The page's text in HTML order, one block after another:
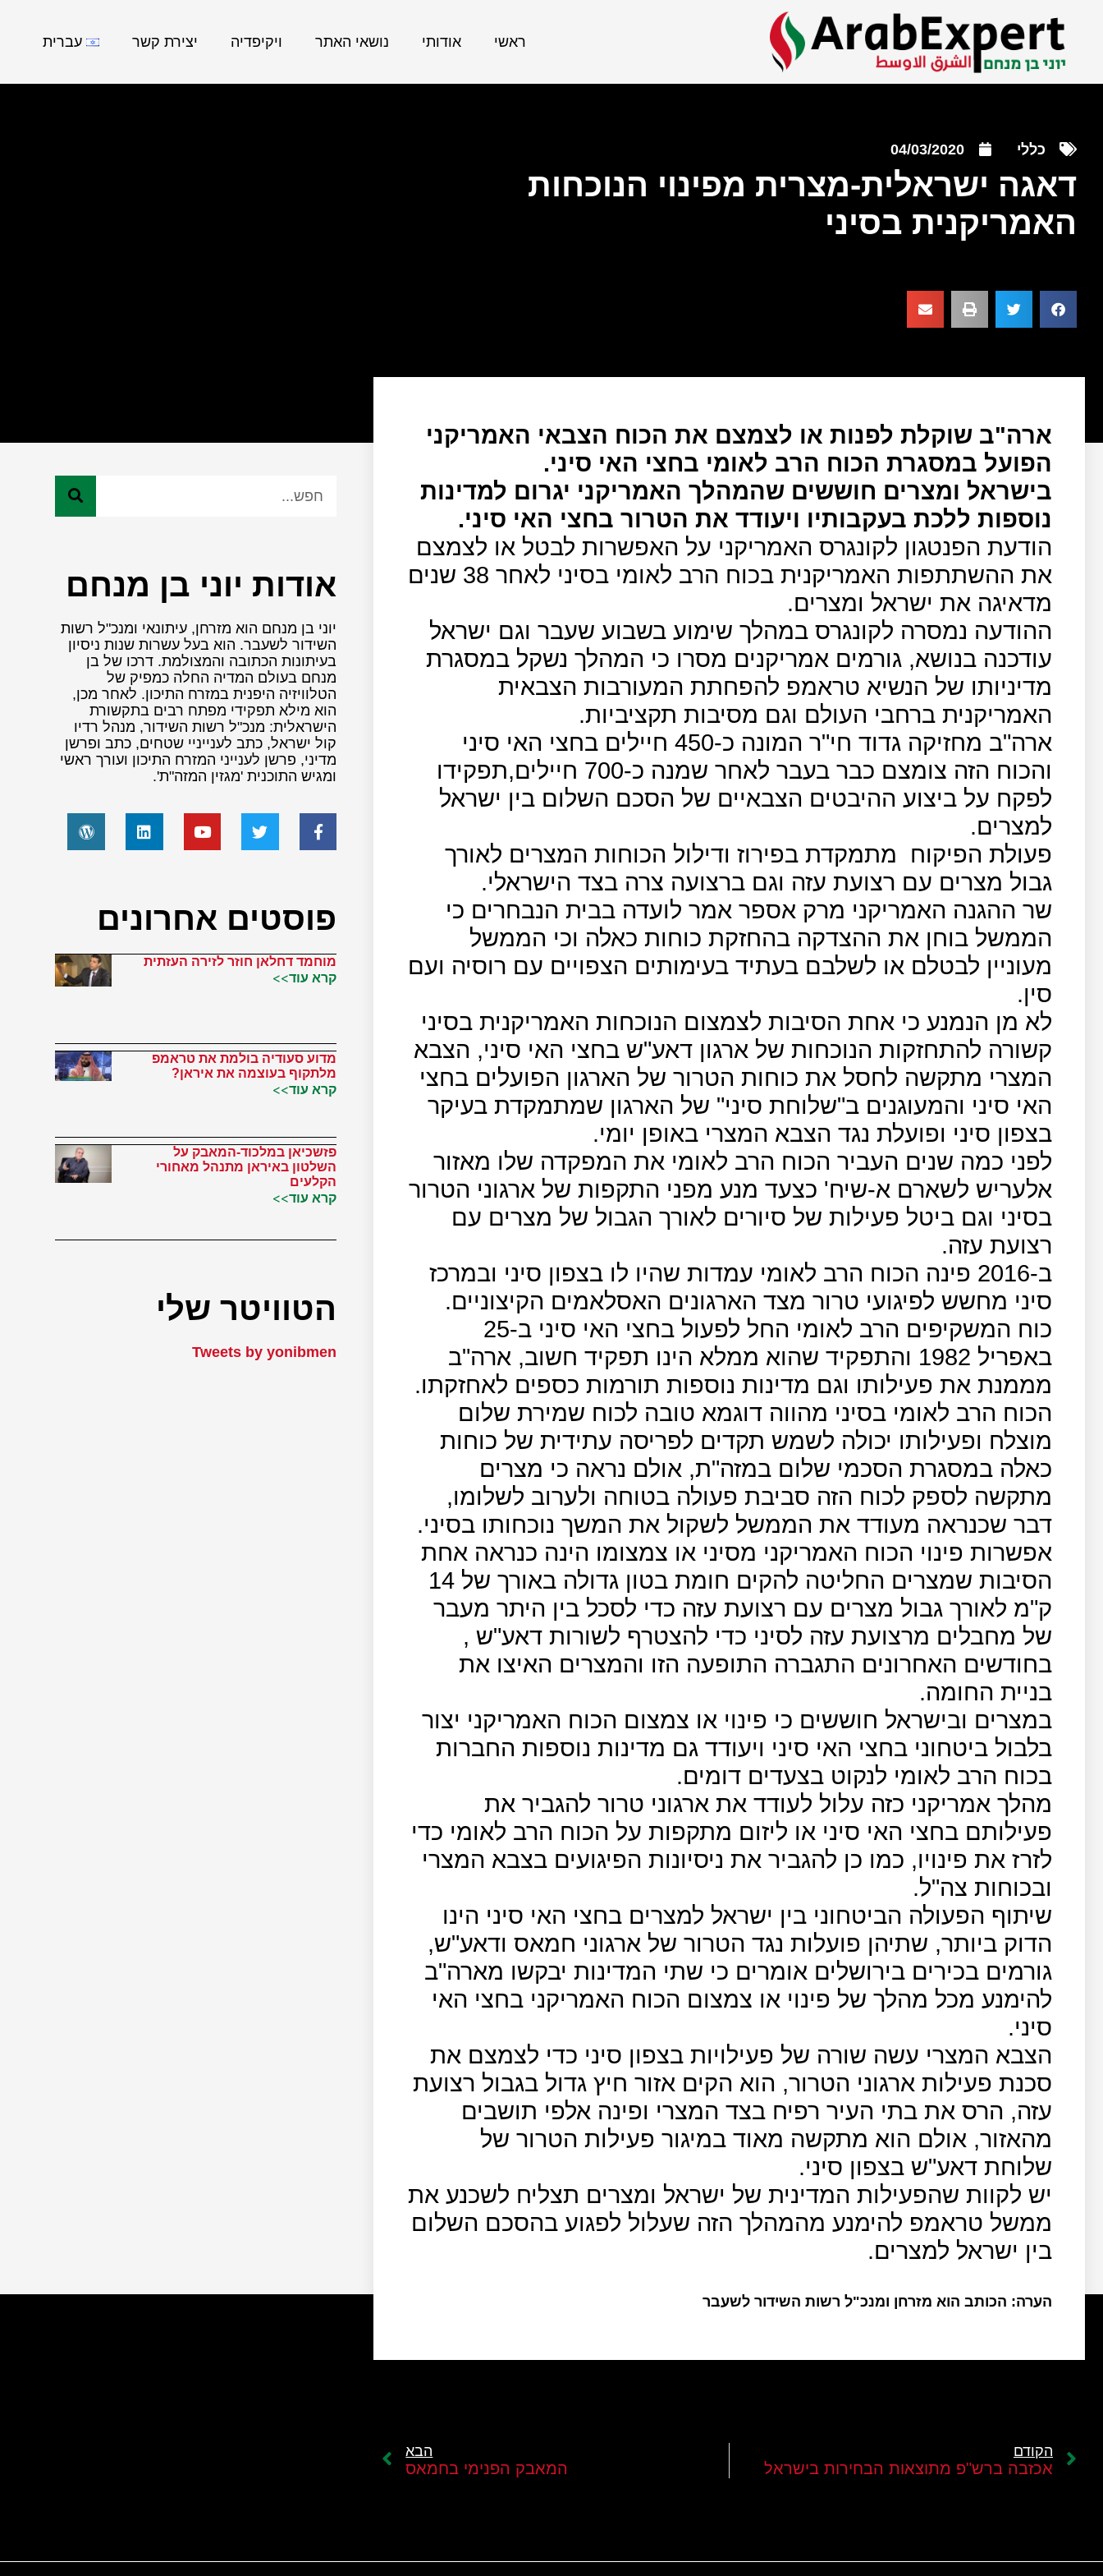
ראשי אודותי נושאי האתר ויקיפדיה יצירת קשר עברית
כללי 04/03/2020
דאגה ישראלית-מצרית מפינוי הנוכחות
האמריקנית בסיני
ארה"ב שוקלת לפנות או לצמצם את הכוח הצבאי האמריקני
הפועל במסגרת הכוח הרב לאומי בחצי האי סיני.
בישראל ומצרים חוששים שהמהלך האמריקני יגרום למדינות
נוספות ללכת בעקבותיו ויעודד את הטרור בחצי האי סיני.
הודעת הפנטגון לקונגרס האמריקני על האפשרות לבטל או לצמצם
את ההשתתפות האמריקנית בכוח הרב לאומי בסיני לאחר 38 שנים
מדאיגה את ישראל ומצרים.
ההודעה נמסרה לקונגרס במהלך שימוע בשבוע שעבר וגם ישראל
עודכנה בנושא, גורמים אמריקנים מסרו כי המהלך נשקל במסגרת
מדיניותו של הנשיא טראמפ להפחתת המעורבות הצבאית
האמריקנית ברחבי העולם וגם מסיבות תקציביות.
ארה"ב מחזיקה גדוד חי"ר המונה כ-450 חיילים בחצי האי סיני
והכוח הזה צומצם כבר בעבר לאחר שמנה כ-700 חיילים,תפקידו
לפקח על ביצוע ההיבטים הצבאיים של הסכם השלום בין ישראל
למצרים.
פעולת הפיקוח
מתמקדת בפירוז ודילול הכוחות המצרים לאורך
גבול מצרים עם רצועת עזה וגם ברצועה צרה בצד הישראלי.
שר ההגנה האמריקני מרק אספר אמר לועדה בבית הנבחרים כי
הממשל בוחן את ההצדקה בהחזקת כוחות כאלה וכי הממשל
מעוניין לבטלם או לשלבם בעתיד בעימותים הצפויים עם רוסיה ועם
סין.
לא מן הנמנע כי אחת הסיבות לצמצום הנוכחות האמריקנית בסיני
קשורה להתחזקות הנוכחות של ארגון דאע"ש בחצי האי סיני, הצבא
המצרי מתקשה לחסל את כוחות הטרור של הארגון הפועלים בחצי
האי סיני והמעוגנים ב"שלוחת סיני" של הארגון שמתמקדת בעיקר
בצפון סיני ופועלת נגד הצבא המצרי באופן יומי.
לפני כמה שנים העביר הכוח הרב לאומי את המפקדה שלו מאזור
אלעריש לשארם א-שיח' כצעד מנע מפני התקפות של ארגוני הטרור
בסיני וגם ביטל פעילות של סיורים לאורך הגבול של מצרים עם
רצועת עזה.
ב-2016 פינה הכוח הרב לאומי עמדות שהיו לו בצפון סיני ובמרכז
סיני מחשש לפיגועי טרור מצד הארגונים האסלאמים הקיצוניים.
כוח המשקיפים הרב לאומי החל לפעול בחצי האי סיני ב-25
באפריל 1982 והתפקיד שהוא ממלא הינו תפקיד חשוב, ארה"ב
מממנת את פעילותו וגם מדינות נוספות תורמות כספים לאחזקתו.
הכוח הרב לאומי בסיני מהווה דוגמא טובה לכוח שמירת שלום
מוצלח ופעילותו יכולה לשמש תקדים לפריסה עתידית של כוחות
כאלה במסגרת הסכמי שלום במזה"ת, אולם נראה כי מצרים
מתקשה לספק לכוח הזה סביבת פעולה בטוחה ולערוב לשלומו,
דבר שכנראה מעודד את הממשל לשקול את המשך נוכחותו בסיני.
אפשרות פינוי הכוח האמריקני מסיני או צמצומו הינה כנראה אחת
הסיבות שמצרים החליטה להקים חומת בטון גדולה באורך של 14
ק"מ לאורך גבול מצרים עם רצועת עזה כדי לסכל בין היתר מעבר
של מחבלים מרצועת עזה לסיני כדי להצטרף לשורות דאע"ש ,
בחודשים האחרונים התגברה התופעה הזו והמצרים האיצו את
בניית החומה.
במצרים ובישראל חוששים כי פינוי או צמצום הכוח האמריקני יצור
בלבול ביטחוני בחצי האי סיני ויעודד גם מדינות נוספות החברות
בכוח הרב לאומי לנקוט בצעדים דומים.
מהלך אמריקני כזה עלול לעודד את ארגוני טרור להגביר את
פעילותם בחצי האי סיני או ליזום מתקפות על הכוח הרב לאומי כדי
לזרז את פינויו, כמו כן להגביר את ניסיונות הפיגועים בצבא המצרי
ובכוחות צה"ל.
שיתוף הפעולה הביטחוני בין ישראל למצרים בחצי האי סיני הינו
הדוק ביותר, שתיהן פועלות נגד הטרור של ארגוני חמאס ודאע"ש,
גורמים בכירים בירושלים אומרים כי שתי המדינות יבקשו מארה"ב
להימנע מכל מהלך של פינוי או צמצום הכוח האמריקני בחצי האי
סיני.
הצבא המצרי עשה שורה של פעילויות בצפון סיני כדי לצמצם את
סכנת פעילות ארגוני הטרור, הוא הקים אזור חיץ גדול בגבול רצועת
עזה, הרס את בתי העיר רפיח בצד המצרי ופינה אלפי תושבים
מהאזור, אולם הוא מתקשה מאוד במיגור פעילות הטרור של
שלוחת דאע"ש בצפון סיני.
יש לקוות שהפעילות המדינית של ישראל ומצרים תצליח לשכנע את
ממשל טראמפ להימנע מהמהלך הזה שעלול לפגוע בהסכם השלום
בין ישראל למצרים.
הערה: הכותב הוא מזרחן ומנכ"ל רשות השידור לשעבר
אודות יוני בן מנחם
יוני בן מנחם הוא מזרחן, עיתונאי ומנכ"ל רשות
השידור לשעבר. הוא בעל עשרות שנות ניסיון
בעיתונות הכתובה והמצולמת. דרכו של בן
מנחם בעולם המדיה החלה כמפיק של
הטלוויזיה היפנית במזרח התיכון. לאחר מכן,
הוא מילא תפקידי מפתח רבים בתקשורת
הישראלית: מנכ"ל רשות השידור, מנהל רדיו
קול ישראל, כתב לענייניי שטחים, כתב ופרשן
מדיני, פרשן לענייני המזרח התיכון ועורך ראשי
ומגיש התוכנית 'מגזין המזה"ת'.
פוסטים אחרונים
מוחמד דחלאן חוזר לזירה העזתית
קרא עוד>>
מדוע סעודיה בולמת את טראמפ
מלתקוף בעוצמה את איראן?
קרא עוד>>
פזשכיאן במלכוד-המאבק על
השלטון באיראן מתנהל מאחורי
הקלעים
קרא עוד>>
הטוויטר שלי
Tweets by yonibmen
הקודם
אכזבה ברש"פ מתוצאות הבחירות בישראל
הבא
המאבק הפנימי בחמאס